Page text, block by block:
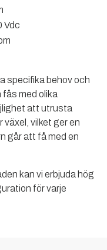
Vdc
specifika behov och
fås med olika
att utrusta
växel, vilket ger en
går att få med en
kan vi erbjuda hög
för varje